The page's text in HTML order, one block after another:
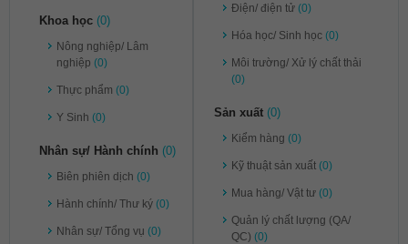
Khoa học (0)
Nông nghiệp/ Lâm
nghiệp (0)
Thực phẩm (0)
Y Sinh (0)
Nhân sự/ Hành chính (0)
Biên phiên dịch (0)
Hành chính/ Thư ký (0)
Nhân sự/ Tổng vụ (0)
Điện/ điện tử (0)
Hóa học/ Sinh học (0)
Môi trường/ Xử lý chất thải
(0)
Sản xuất (0)
Kiểm hàng (0)
Kỹ thuật sản xuất (0)
Mua hàng/ Vật tư (0)
Quản lý chất lượng (QA/
QC) (0)